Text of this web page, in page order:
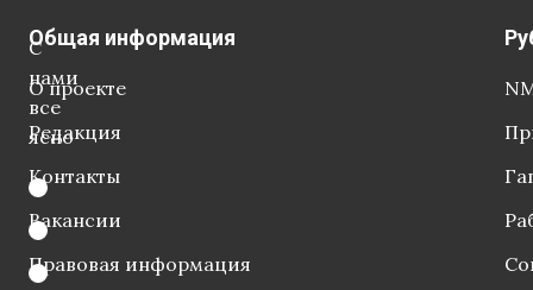
С
нами
все
ясно
Общая информация
О проекте
Редакция
Контакты
Вакансии
Правовая информация